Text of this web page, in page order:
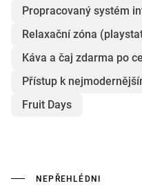
Propracovaný systém
Relaxační zóna
Káva a čaj zdarma po
Přístup k
Fruit Days
NEPŘEHLÉDNI